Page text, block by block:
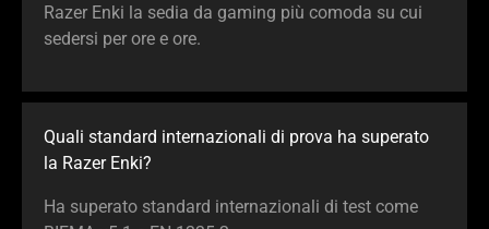
Razer Enki la sedia da gaming più comoda su cui
sedersi per ore e ore.
Quali standard internazionali di prova ha superato
la Razer Enki?
Ha superato standard internazionali di test come